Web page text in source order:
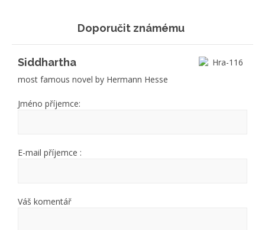
Doporučit známému
Siddhartha
most famous novel by Hermann Hesse
Jméno příjemce:
E-mail příjemce :
Váš komentář